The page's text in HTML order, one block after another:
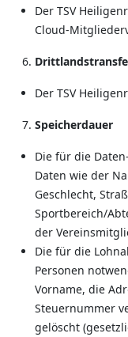
Der TSV
Cloud-
Der TSV
Speicherdauer
Die für die
Daten wie der
Geschlecht,
Sportbereich/
der
Die für die
Personen
Vorname, die
Steuernummer
gelöscht